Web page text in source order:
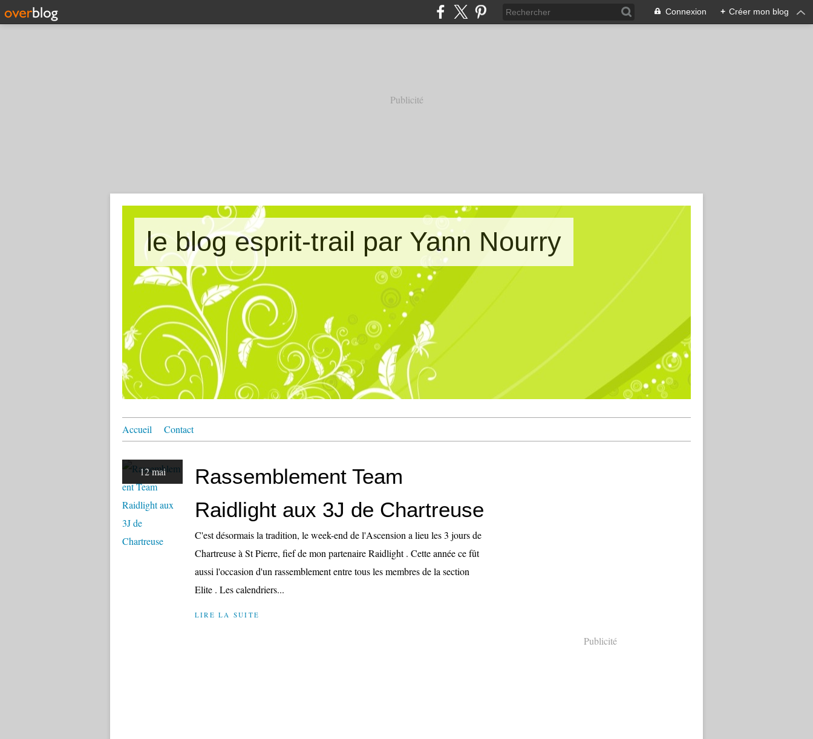
Connexion + Créer mon blog
Publicité
le blog esprit-trail par Yann Nourry
Accueil Contact
12 mai
Rassemblement Team
Raidlight aux 3J de Chartreuse
C'est désormais la tradition, le week-end de l'Ascension a lieu les 3 jours de
Chartreuse à St Pierre, fief de mon partenaire Raidlight . Cette année ce fût
aussi l'occasion d'un rassemblement entre tous les membres de la section
Elite . Les calendriers...
LIRE LA SUITE
Publicité